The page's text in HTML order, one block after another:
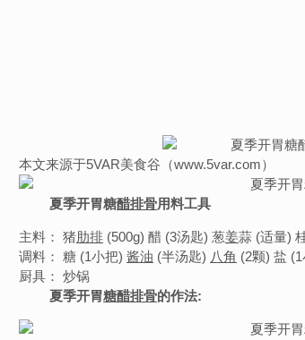
本文来源于5VAR美食谷（www.5var.com）
夏季开胃糖醋排骨用料工具
主料： 猪肋排 (500g) 醋 (3汤匙) 葱姜蒜 (适量)
调料： 糖 (1小把) 酱油 (半汤匙) 八角 (2颗) 盐
厨具： 炒锅
夏季开胃糖醋排骨的作法: